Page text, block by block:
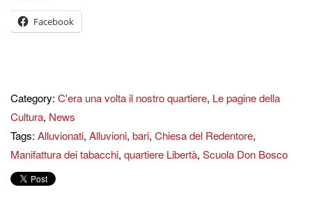
Facebook
Category: C'era una volta il nostro quartiere, Le pagine della
Cultura, News
Tags: Alluvionati, Alluvioni, bari, Chiesa del Redentore,
Manifattura dei tabacchi, quartiere Libertà, Scuola Don Bosco